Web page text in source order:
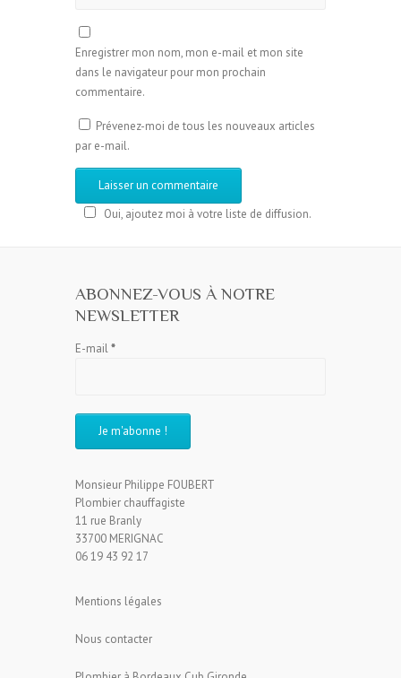
Enregistrer mon nom, mon e-mail et mon site
dans le navigateur pour mon prochain
commentaire.
Prévenez-moi de tous les nouveaux articles
par e-mail.
Oui, ajoutez moi à votre liste de diffusion.
ABONNEZ-VOUS À NOTRE
NEWSLETTER
E-mail*
Monsieur Philippe FOUBERT
Plombier chauffagiste
11 rue Branly
33700 MERIGNAC
06 19 43 92 17
Mentions légales
Nous contacter